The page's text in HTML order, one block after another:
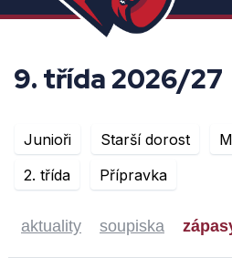
9. třída 2026/27
Junioři Starší dorost
2. třída
Přípravka
aktuality soupiska